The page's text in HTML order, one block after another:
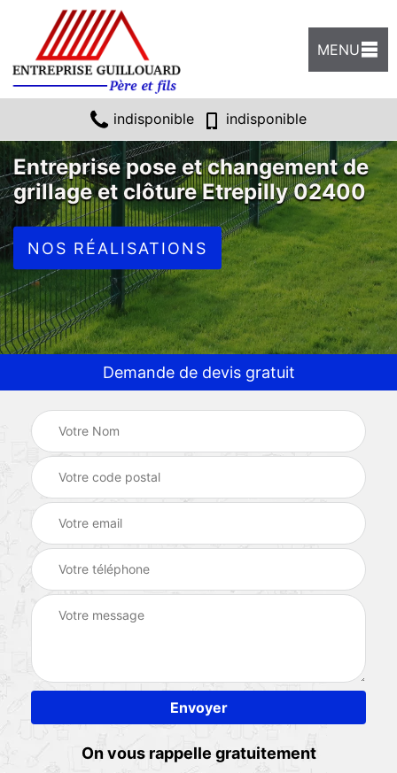
MENU
indisponible indisponible
Entreprise pose et changement de
grillage et clôture Etrepilly 02400
NOS RÉALISATIONS
Demande de devis gratuit
On vous rappelle gratuitement